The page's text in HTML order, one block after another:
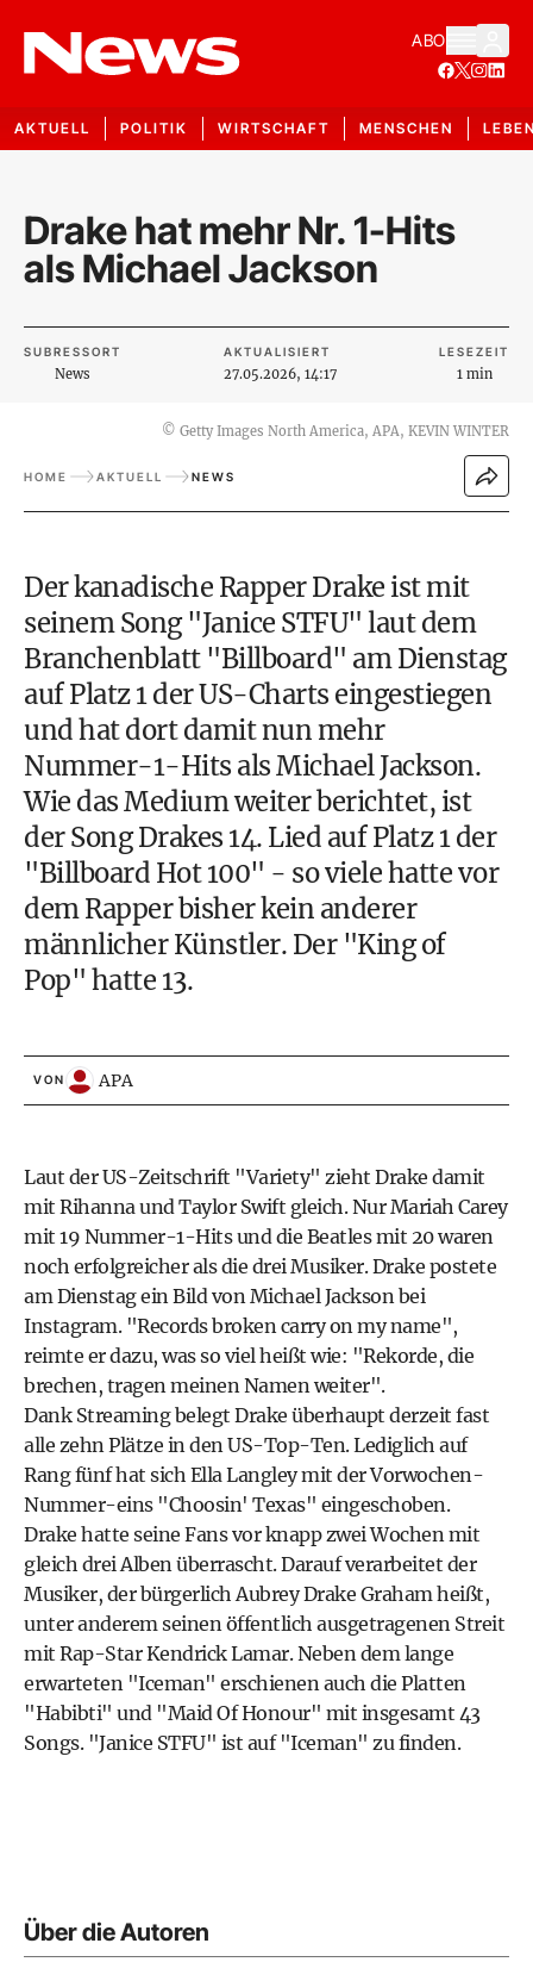
ABO
AKTUELL POLITIK WIRTSCHAFT MENSCHEN
Drake hat mehr Nr. 1-Hits
als Michael Jackson
SUBRESSORT
News
AKTUALISIERT
27.05.2026, 14:17
LESEZEIT
1 min
© Getty Images North America, APA, KEVIN WINTER
HOME AKTUELL NEWS
Der kanadische Rapper Drake ist mit
seinem Song "Janice STFU" laut dem
Branchenblatt "Billboard" am Dienstag
auf Platz 1 der US-Charts eingestiegen
und hat dort damit nun mehr
Nummer-1-Hits als Michael Jackson.
Wie das Medium weiter berichtet, ist
der Song Drakes 14. Lied auf Platz 1 der
"Billboard Hot 100" - so viele hatte vor
dem Rapper bisher kein anderer
männlicher Künstler. Der "King of
Pop" hatte 13.
VON APA
Laut der US-Zeitschrift "Variety" zieht Drake damit
mit Rihanna und Taylor Swift gleich. Nur Mariah Carey
mit 19 Nummer-1-Hits und die Beatles mit 20 waren
noch erfolgreicher als die drei Musiker. Drake postete
am Dienstag ein Bild von Michael Jackson bei
Instagram. "Records broken carry on my name",
reimte er dazu, was so viel heißt wie: "Rekorde, die
brechen, tragen meinen Namen weiter".
Dank Streaming belegt Drake überhaupt derzeit fast
alle zehn Plätze in den US-Top-Ten. Lediglich auf
Rang fünf hat sich Ella Langley mit der Vorwochen-
Nummer-eins "Choosin' Texas" eingeschoben.
Drake hatte seine Fans vor knapp zwei Wochen mit
gleich drei Alben überrascht. Darauf verarbeitet der
Musiker, der bürgerlich Aubrey Drake Graham heißt,
unter anderem seinen öffentlich ausgetragenen Streit
mit Rap-Star Kendrick Lamar. Neben dem lange
erwarteten "Iceman" erschienen auch die Platten
"Habibti" und "Maid Of Honour" mit insgesamt 43
Songs. "Janice STFU" ist auf "Iceman" zu finden.
Über die Autoren